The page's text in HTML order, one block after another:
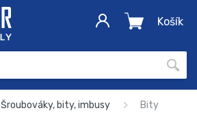
Košík
Šroubováky, bity, imbusy Bity